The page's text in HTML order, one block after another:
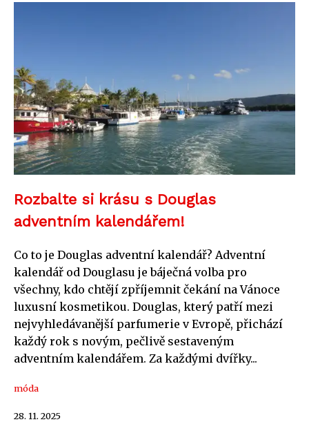
Rozbalte si krásu s Douglas
adventním kalendářem!
Co to je Douglas adventní kalendář? Adventní
kalendář od Douglasu je báječná volba pro
všechny, kdo chtějí zpříjemnit čekání na Vánoce
luxusní kosmetikou. Douglas, který patří mezi
nejvyhledávanější parfumerie v Evropě, přichází
každý rok s novým, pečlivě sestaveným
adventním kalendářem. Za každými dvířky...
móda
28. 11. 2025